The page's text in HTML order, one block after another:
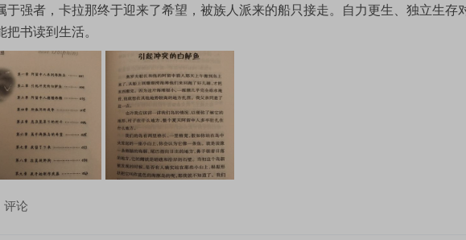
于强者，卡拉那终于迎来了希望，被族人派来的船只接走。自力更生、独立生存
书读到生活。
评论